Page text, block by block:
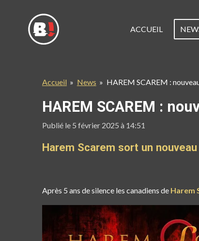
contenu
ACCUEIL
Accueil » News » HAREM SCAREM :
HAREM SCAREM :
Publié le 5 février 2025 à 14:51
Harem Scarem sort un
Après 5 ans de silence les canadiens de Harem